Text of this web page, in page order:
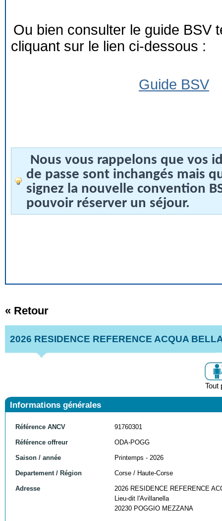
Ou bien consulter le guide BSV
cliquant sur le lien ci-dessous :
Guide BSV
Nous vous rappelons que vos
de passe sont inchangés mais
signez la nouvelle convention
pouvoir réserver un séjour.
« Retour
2026 RESIDENCE REFERENCE ACQUA
Tout
Informations générales
Référence ANCV 91760301
Référence offreur ODA-POGG
Saison / année Printemps - 2026
Departement / Région Corse / Haute-Corse
Adresse
2026 RESIDENCE REFERENCE
Lieu-dit l'Avillanella
20230 POGGIO MEZZANA